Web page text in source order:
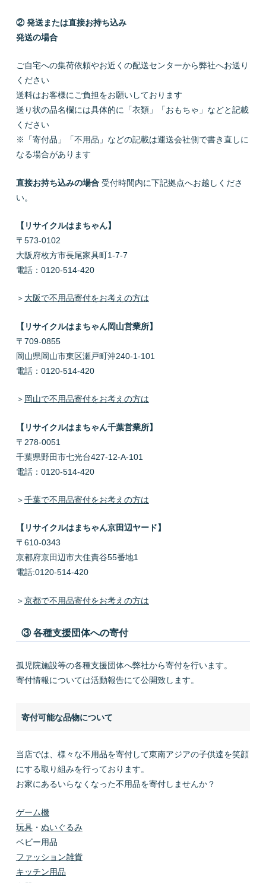
② 発送または直接お持ち込み
発送の場合
ご自宅への集荷依頼やお近くの配送センターから弊社へお送り
ください
送料はお客様にご負担をお願いしております
送り状の品名欄には具体的に「衣類」「おもちゃ」などと記載
ください
※「寄付品」「不用品」などの記載は運送会社側で書き直しに
なる場合があります
直接お持ち込みの場合受付時間内に下記拠点へお越しくださ
い。
【リサイクルはまちゃん】
〒573-0102
大阪府枚方市長尾家具町1-7-7
電話：0120-514-420
＞ 大阪で不用品寄付をお考えの方は
【リサイクルはまちゃん岡山営業所】
〒709-0855
岡山県岡山市東区瀬戸町沖240-1-101
電話：0120-514-420
＞ 岡山で不用品寄付をお考えの方は
【リサイクルはまちゃん千葉営業所】
〒278-0051
千葉県野田市七光台427-12-A-101
電話：0120-514-420
＞千葉で不用品寄付をお考えの方は
【リサイクルはまちゃん京田辺ヤード】
〒610-0343
京都府京田辺市大住責谷55番地1
電話:0120-514-420
＞京都で不用品寄付をお考えの方は
③ 各種支援団体への寄付
孤児院施設等の各種支援団体へ弊社から寄付を行います。
寄付情報については活動報告にて公開致します。
寄付可能な品物について
当店では、様々な不用品を寄付して東南アジアの子供達を笑顔
にする取り組みを行っております。
お家にあるいらなくなった不用品を寄付しませんか？
ゲーム機
玩具・ ぬいぐるみ
ベビー用品
ファッション雑貨
キッチン用品